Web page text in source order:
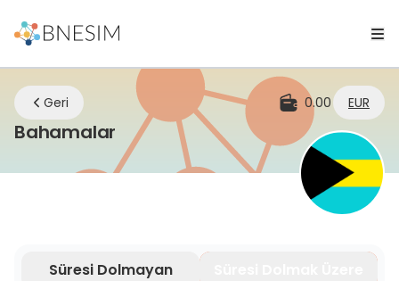
Geri 0.00 EUR
Bahamalar eSIM | Nerede olursanız olun
Süresi Dolmayan